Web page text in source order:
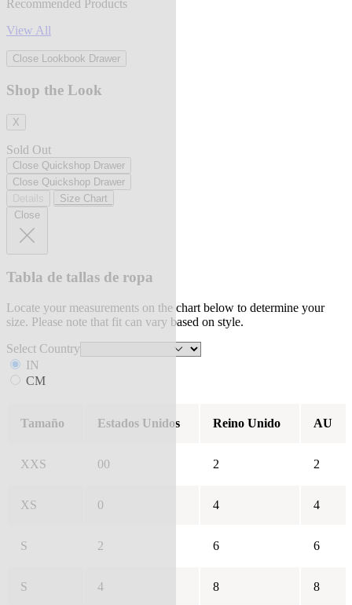
Recommended Products
View All
Close Lookbook Drawer
Shop the Look
X
Sold Out
Close Quickshop Drawer
Close Quickshop Drawer
Size Chart
Close
Tabla de tallas de ropa
Locate your measurements on the chart below to determine your
size. Please note that fit can vary based on style.
Select Country
IN
CM
Tamaño Estados Unidos Reino Unido AU
XXS 00 2 2
XS 0 4 4
S 2 6 6
S 4 8 8